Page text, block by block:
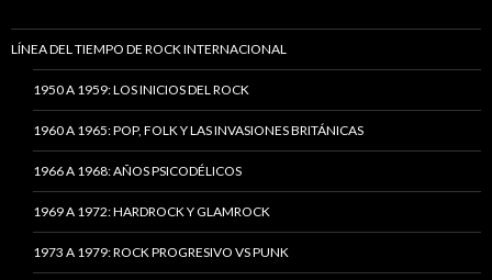
LÍNEA DEL TIEMPO DE ROCK INTERNACIONAL
1950 A 1959: LOS INICIOS DEL ROCK
1960 A 1965: POP, FOLK Y LAS INVASIONES BRITÁNICAS
1966 A 1968: AÑOS PSICODÉLICOS
1969 A 1972: HARDROCK Y GLAMROCK
1973 A 1979: ROCK PROGRESIVO VS PUNK